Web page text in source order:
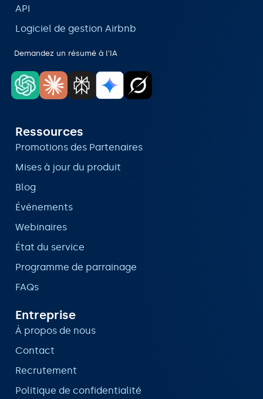
API
Logiciel de gestion Airbnb
Demandez un résumé à l'IA
Ressources
Promotions des Partenaires
Mises à jour du produit
Blog
Événements
Webinaires
État du service
Programme de parrainage
FAQs
Entreprise
À propos de nous
Contact
Recrutement
Politique de confidentialité